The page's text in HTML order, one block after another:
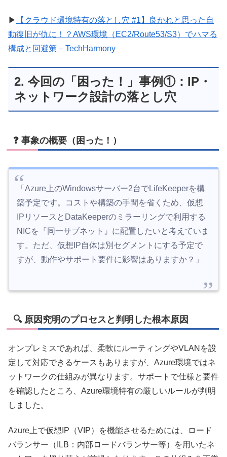
▶
【クラウド環境特有の落とし穴 #1】良かれと思った自
動復旧が仇に！？AWS環境（EC2/Route53/S3）でハマる
構成と回避策 – TechHarmony
2. 今回の「困った！」事例①：IP・
ネットワーク設計の落とし穴
❓ 事象の概要（困った！）
「Azure上のWindowsサーバー2台でLifeKeeperを構
築予定です。コストや構築の手間を省くため、仮想
IPリソースとDataKeeperのミラーリングで利用する
NICを『同一サブネット』に配置したいと考えていま
す。ただ、仮想IP自体は別セグメントにする予定で
すが、動作やサポート要件に影響はありますか？」
🔍 原因究明のプロセスと判明した根本原因
オンプレミスであれば、柔軟にルーティングやVLANを設
定して対応できるケースもありますが、Azure環境ではネ
ットワークの仕組みが異なります。サポートで仕様と要件
を確認したところ、Azure環境特有の厳しいルールが判明
しました。
Azure上で仮想IP（VIP）を機能させるためには、ロード
バランサー（ILB：内部ロードバランサー等）を用いたネ